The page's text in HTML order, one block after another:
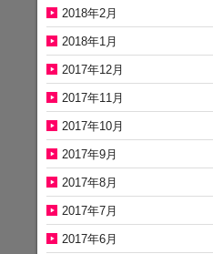
2018年2月
2018年1月
2017年12月
2017年11月
2017年10月
2017年9月
2017年8月
2017年7月
2017年6月